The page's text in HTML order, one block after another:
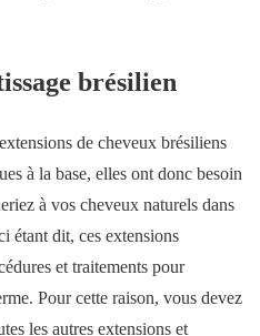
brésilien
de cheveux brésiliens
à la base, elles ont donc besoin
à vos cheveux naturels dans
étant dit, ces extensions
et traitements pour
Pour cette raison, vous devez
les autres extensions et